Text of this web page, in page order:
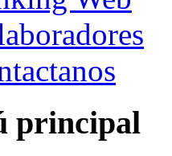
principal